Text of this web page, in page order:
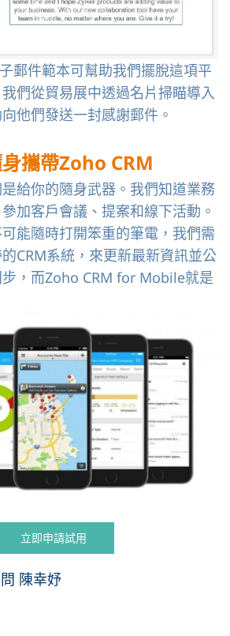
郵件範本可幫助我們擺脫這項平
們從貿易展中透過名片掃瞄導入
他們發送一封感謝郵件。
攜帶Zoho CRM
給你的隨身武器。我們知道業務
加客戶會議、提案和線下活動。
能隨時打開笨重的筆電，我們需
CRM系統，來更新最新資訊並公
，而Zoho CRM for Mobile就是
立即申請試用
陳幸妤